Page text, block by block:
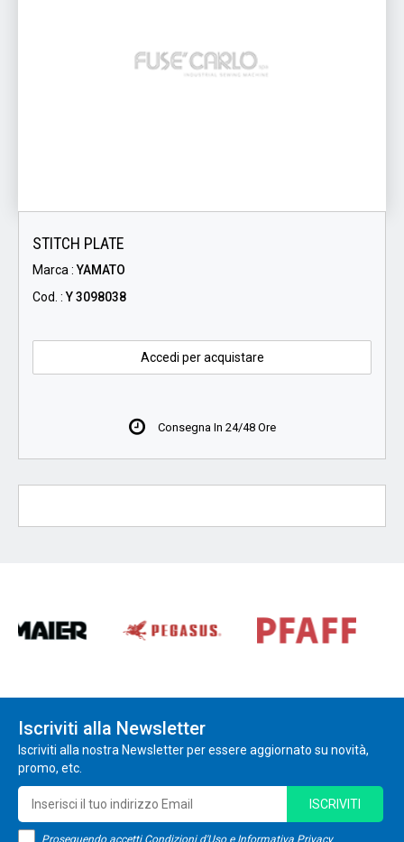
STITCH PLATE
Marca :YAMATO
Cod. :Y 3098038
Accedi per acquistare
Consegna In 24/48 Ore
Iscriviti alla Newsletter
Iscriviti alla nostra Newsletter per essere aggiornato su novità,
promo, etc.
Proseguendo accetti Condizioni d'Uso e Informativa Privacy
ISCRIVITI